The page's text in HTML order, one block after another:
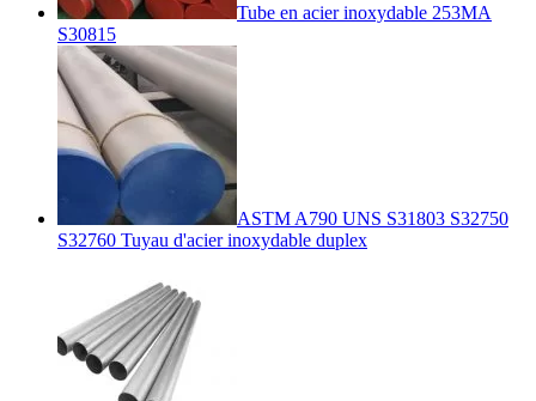
Tube en acier inoxydable 253MA
S30815
ASTM A790 UNS S31803 S32750
S32760 Tuyau d'acier inoxydable duplex